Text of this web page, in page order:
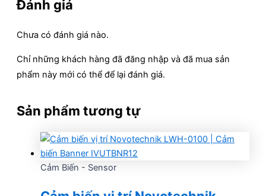
Đánh giá
Chưa có đánh giá nào.
Chỉ những khách hàng đã đăng nhập và đã mua sản
phẩm này mới có thể để lại đánh giá.
Sản phẩm tương tự
Cảm Biến - Sensor